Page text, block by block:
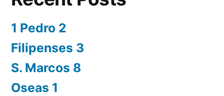
1 Pedro 2
Filipenses 3
S. Marcos 8
Oseas 1